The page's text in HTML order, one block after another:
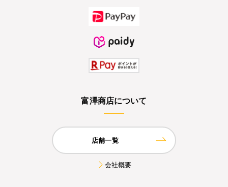
富澤商店について
店舗一覧
会社概要